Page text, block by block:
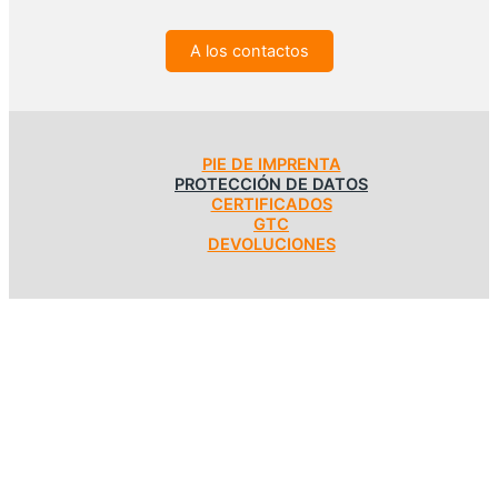
A los contactos
PIE DE IMPRENTA
PROTECCIÓN DE DATOS
CERTIFICADOS
GTC
DEVOLUCIONES